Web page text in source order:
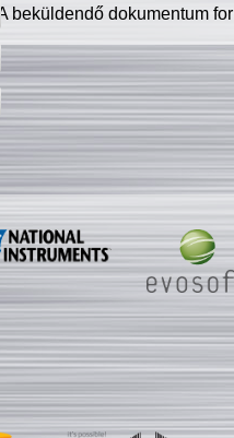
A beküldendő dokumentum